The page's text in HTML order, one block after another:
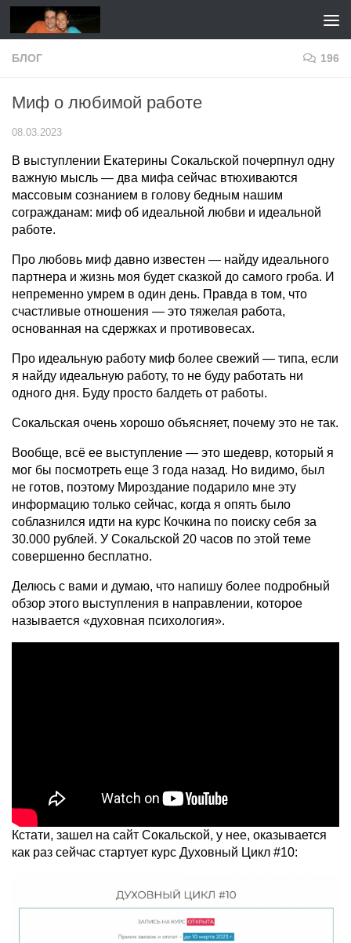
Перейти к содержимому
БЛОГ 196
Миф о любимой работе
08.03.2023
В выступлении Екатерины Сокальской почерпнул одну
важную мысль — два мифа сейчас втюхиваются
массовым сознанием в голову бедным нашим
согражданам: миф об идеальной любви и идеальной
работе.
Про любовь миф давно известен — найду идеального
партнера и жизнь моя будет сказкой до самого гроба. И
непременно умрем в один день. Правда в том, что
счастливые отношения — это тяжелая работа,
основанная на сдержках и противовесах.
Про идеальную работу миф более свежий — типа, если
я найду идеальную работу, то не буду работать ни
одного дня. Буду просто балдеть от работы.
Сокальская очень хорошо объясняет, почему это не так.
Вообще, всё ее выступление — это шедевр, который я
мог бы посмотреть еще 3 года назад. Но видимо, был
не готов, поэтому Мироздание подарило мне эту
информацию только сейчас, когда я опять было
соблазнился идти на курс Кочкина по поиску себя за
30.000 рублей. У Сокальской 20 часов по этой теме
совершенно бесплатно.
Делюсь с вами и думаю, что напишу более подробный
обзор этого выступления в направлении, которое
называется «духовная психология».
Кстати, зашел на сайт Сокальской, у нее, оказывается
как раз сейчас стартует курс Духовный Цикл #10: